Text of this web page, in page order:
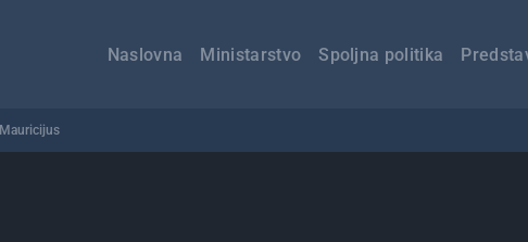
навигација
Naslovna Ministarstvo Spoljna politika
Mauricijus